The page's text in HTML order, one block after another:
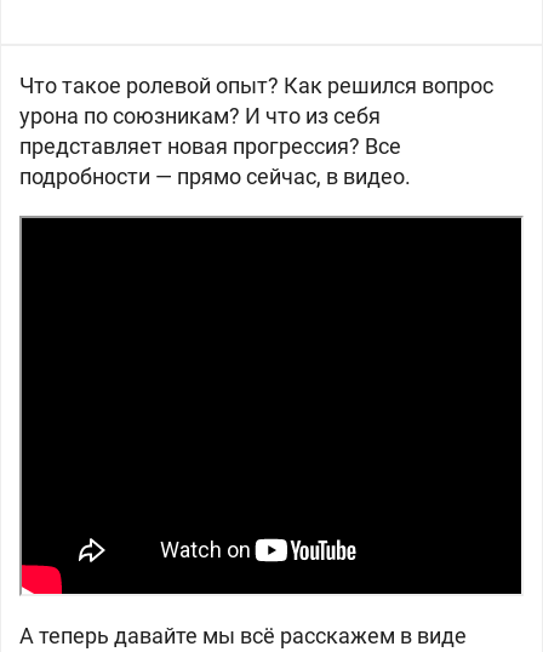
Что такое ролевой опыт? Как решился вопрос
урона по союзникам? И что из себя
представляет новая прогрессия? Все
подробности — прямо сейчас, в видео.
А теперь давайте мы всё расскажем в виде